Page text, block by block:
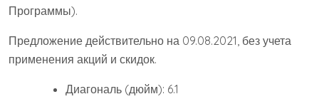
Программы).
Предложение действительно на 09.08.2021, без учета
применения акций и скидок.
Диагональ (дюйм): 6.1